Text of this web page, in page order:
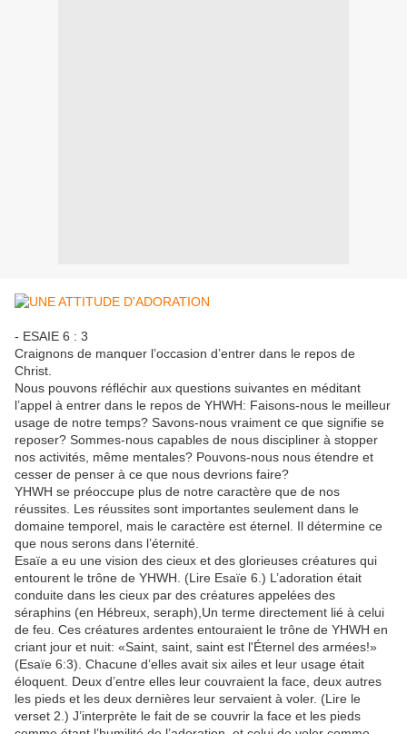
- ESAIE 6 : 3
Craignons de manquer l’occasion d’entrer dans le repos de
Christ.
Nous pouvons réfléchir aux questions suivantes en méditant
l’appel à entrer dans le repos de YHWH: Faisons-nous le meilleur
usage de notre temps? Savons-nous vraiment ce que signifie se
reposer? Sommes-nous capables de nous discipliner à stopper
nos activités, même mentales? Pouvons-nous nous étendre et
cesser de penser à ce que nous devrions faire?
YHWH se préoccupe plus de notre caractère que de nos
réussites. Les réussites sont importantes seulement dans le
domaine temporel, mais le caractère est éternel. Il détermine ce
que nous serons dans l’éternité.
Esaïe a eu une vision des cieux et des glorieuses créatures qui
entourent le trône de YHWH. (Lire Esaïe 6.) L’adoration était
conduite dans les cieux par des créatures appelées des
séraphins (en Hébreux, seraph),Un terme directement lié à celui
de feu. Ces créatures ardentes entouraient le trône de YHWH en
criant jour et nuit: «Saint, saint, saint est l'Éternel des armées!»
(Esaïe 6:3). Chacune d’elles avait six ailes et leur usage était
éloquent. Deux d’entre elles leur couvraient la face, deux autres
les pieds et les deux dernières leur servaient à voler. (Lire le
verset 2.) J’interprète le fait de se couvrir la face et les pieds